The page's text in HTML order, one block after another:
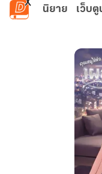
ข้ามไปยังเนื้อหาหลัก
นิยาย เว็บตู